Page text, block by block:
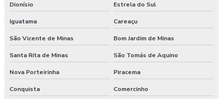
Dionísio Estrela do Sul
Iguatama Careaçu
São Vicente de Minas Bom Jardim de Minas
Santa Rita de Minas São Tomás de Aquino
Nova Porteirinha Piracema
Conquista Comercinho